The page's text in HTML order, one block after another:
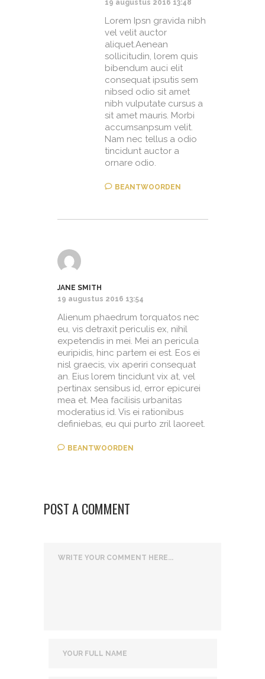
19 augustus 2016 13:48
Lorem Ipsn gravida nibh
vel velit auctor
aliquet.Aenean
sollicitudin, lorem quis
bibendum auci elit
consequat ipsutis sem
nibsed odio sit amet
nibh vulputate cursus a
sit amet mauris. Morbi
accumsanpsum velit.
Nam nec tellus a odio
tincidunt auctor a
ornare odio.
BEANTWOORDEN
JANE SMITH
19 augustus 2016 13:54
Alienum phaedrum torquatos nec
eu, vis detraxit periculis ex, nihil
expetendis in mei. Mei an pericula
euripidis, hinc partem ei est. Eos ei
nisl graecis, vix aperiri consequat
an. Eius lorem tincidunt vix at, vel
pertinax sensibus id, error epicurei
mea et. Mea facilisis urbanitas
moderatius id. Vis ei rationibus
definiebas, eu qui purto zril laoreet.
BEANTWOORDEN
POST A COMMENT